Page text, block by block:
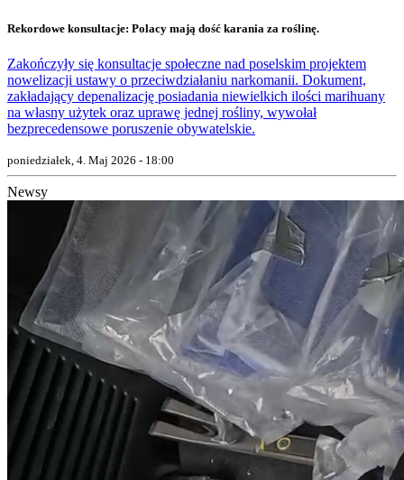
Rekordowe konsultacje: Polacy mają dość karania za roślinę.
Zakończyły się konsultacje społeczne nad poselskim projektem
nowelizacji ustawy o przeciwdziałaniu narkomanii. Dokument,
zakładający depenalizację posiadania niewielkich ilości marihuany
na własny użytek oraz uprawę jednej rośliny, wywołał
bezprecedensowe poruszenie obywatelskie.
poniedziałek, 4. Maj 2026 - 18:00
Newsy